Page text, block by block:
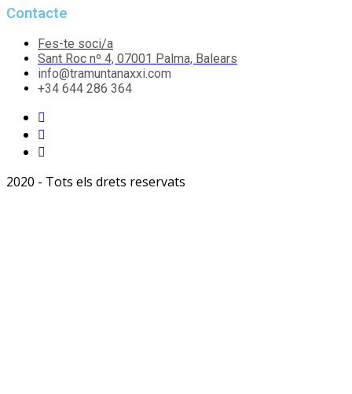
Contacte
Fes-te soci/a
Sant Roc nº 4, 07001 Palma, Balears
info@tramuntanaxxi.com
+34 644 286 364
2020 - Tots els drets reservats